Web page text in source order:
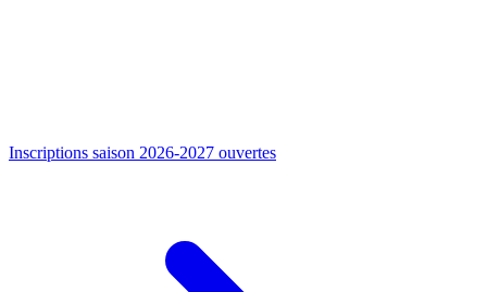
Inscriptions saison 2026-2027 ouvertes